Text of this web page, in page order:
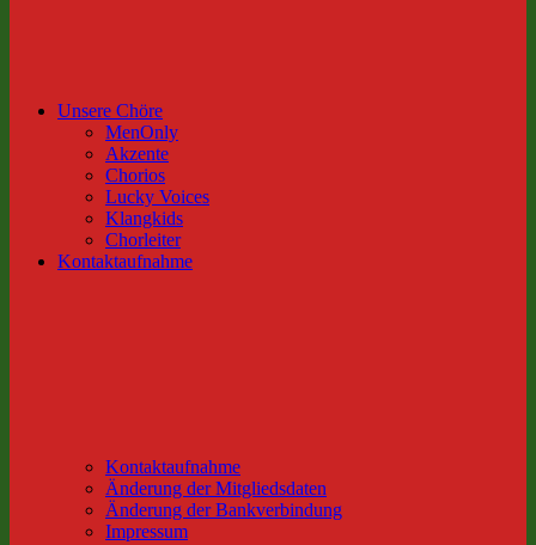
Unsere Chöre
MenOnly
Akzente
Chorios
Lucky Voices
Klangkids
Chorleiter
Kontaktaufnahme
Kontaktaufnahme
Änderung der Mitgliedsdaten
Änderung der Bankverbindung
Impressum